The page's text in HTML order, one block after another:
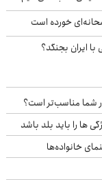
خورده است
با ایران بجنگد؟
شما مناسب‌تر است؟
ها را باید بلد باشد